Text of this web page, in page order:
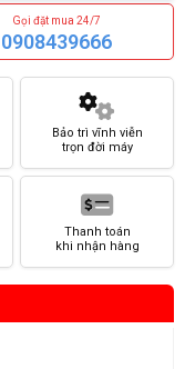
Gọi đặt mua 24/7
0908439666
Bảo trì vĩnh viễn
trọn đời máy
Thanh toán
khi nhận hàng